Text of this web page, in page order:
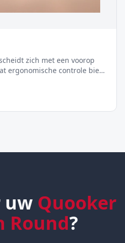
zich met een voorop
ergonomische controle biedt
de uitloop voor kokend
keukens waar design en
uw Quooker
Round?